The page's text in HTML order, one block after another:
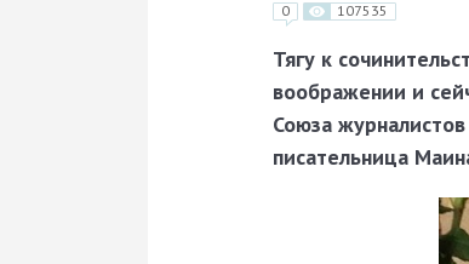
0 107535
Тягу к
воображении и
Союза
писательница